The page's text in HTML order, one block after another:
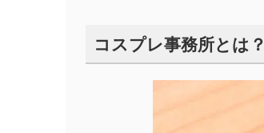
コスプレ事務所とは？